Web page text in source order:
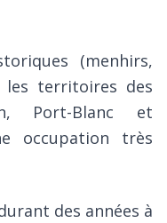
(menhirs,
les territoires des
Port-Blanc et
occupation très
des années à